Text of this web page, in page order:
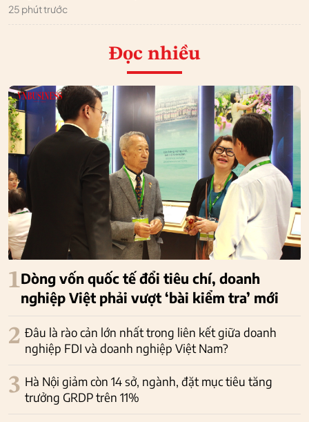
25 phút trước
Đọc nhiều
1Dòng vốn quốc tế đổi tiêu chí, doanh
nghiệp Việt phải vượt ‘bài kiểm tra’ mới
2 Đâu là rào cản lớn nhất trong liên kết giữa doanh
nghiệp FDI và doanh nghiệp Việt Nam?
3 Hà Nội giảm còn 14 sở, ngành, đặt mục tiêu tăng
trưởng GRDP trên 11%